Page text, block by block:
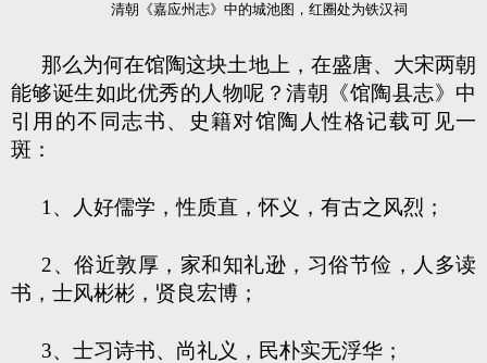
清朝《嘉应州志》中的城池图，红圈处为铁汉祠
那么为何在馆陶这块土地上，在盛唐、大宋两朝
能够诞生如此优秀的人物呢？清朝《馆陶县志》中
引用的不同志书、史籍对馆陶人性格记载可见一
斑：
1、人好儒学，性质直，怀义，有古之风烈；
2、俗近敦厚，家和知礼逊，习俗节俭，人多读
书，士风彬彬，贤良宏博；
3、士习诗书、尚礼义，民朴实无浮华；